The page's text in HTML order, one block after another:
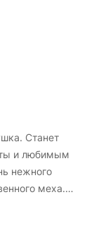
Станет
и любимым
нежного
меха.
и поездки,